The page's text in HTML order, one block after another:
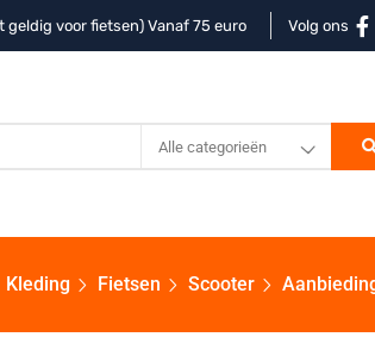
voor fietsen) Vanaf 75 euro Volg ons
Alle categorieën
Kleding Fietsen Scooter